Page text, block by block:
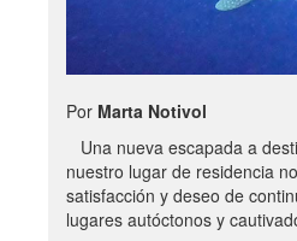
Por Marta Notivol
Una nueva escapada a
nuestro lugar de residencia
satisfacción y deseo de
lugares autóctonos y